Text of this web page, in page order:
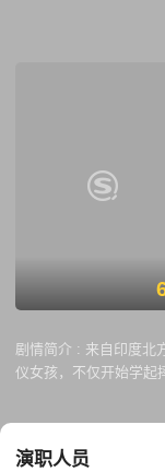
剧情简介 : 来自印度北
仪女孩，不仅开始学起
心和天分。他不但娶
演职人员